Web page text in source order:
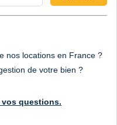
nos locations en France ?
de votre bien ?
vos questions.